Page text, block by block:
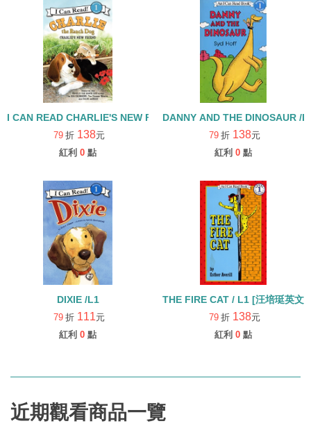
I CAN READ CHARLIE'S NEW FRIEND CHARLIE THE RANCH
79 折 138元
紅利 0 點
DANNY AND THE DINOSAUR /
79 折 138元
紅利 0 點
DIXIE /L1
79 折 111元
紅利 0 點
THE FIRE CAT / L1 [汪培珽
79 折 138元
紅利 0 點
近期觀看商品一覽